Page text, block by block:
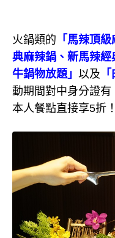
火鍋類的 「馬辣頂
典麻辣鍋、新馬辣經
牛鍋物放題」 以及
動期間對中身分證
本人餐點直接享5折！